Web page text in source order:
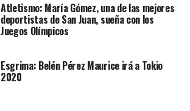
Atletismo: María Gómez, una de las mejores
deportistas de San Juan, sueña con los
Juegos Olímpicos
Esgrima: Belén Pérez Maurice irá a Tokio
2020